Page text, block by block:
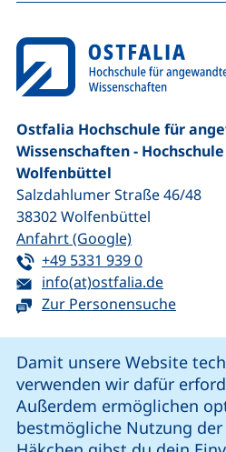
Damit unsere Website
verwenden wir dafür
Außerdem ermöglichen
bestmögliche Nutzung
Ostfalia Hochschule für
Wissenschaften -
Wolfenbüttel
Salzdahlumer Straße 46/48
38302Wolfenbüttel
Anfahrt (Google)(externer
Tel:
+49 5331 939 0(startet
E-Mail:
info(at)ostfalia.de(öffnet
Zur Personensuche
unsere Facebook-Seite
unsere LinkedIn-Seite
unsereunsere